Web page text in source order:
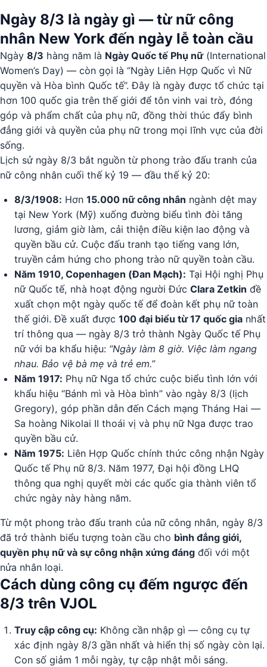
Ngày 8/3 là ngày gì — từ nữ công
nhân New York đến ngày lễ toàn cầu
Ngày 8/3 hàng năm là Ngày Quốc tế Phụ nữ(International
Women’s Day) — còn gọi là “Ngày Liên Hợp Quốc vì Nữ
quyền và Hòa bình Quốc tế”. Đây là ngày được tổ chức tại
hơn 100 quốc gia trên thế giới để tôn vinh vai trò, đóng
góp và phẩm chất của phụ nữ, đồng thời thúc đẩy bình
đẳng giới và quyền của phụ nữ trong mọi lĩnh vực của đời
sống.
Lịch sử ngày 8/3 bắt nguồn từ phong trào đấu tranh của
nữ công nhân cuối thế kỷ 19 — đầu thế kỷ 20:
8/3/1908: Hơn 15.000 nữ công nhân ngành dệt may
tại New York (Mỹ) xuống đường biểu tình đòi tăng
lương, giảm giờ làm, cải thiện điều kiện lao động và
quyền bầu cử. Cuộc đấu tranh tạo tiếng vang lớn,
truyền cảm hứng cho phong trào nữ quyền toàn cầu.
Năm 1910, Copenhagen (Đan Mạch): Tại Hội nghị Phụ
nữ Quốc tế, nhà hoạt động người Đức Clara Zetkin đề
xuất chọn một ngày quốc tế để đoàn kết phụ nữ toàn
thế giới. Đề xuất được 100 đại biểu từ 17 quốc gia nhất
trí thông qua — ngày 8/3 trở thành Ngày Quốc tế Phụ
nữ với ba khẩu hiệu: “Ngày làm 8 giờ. Việc làm ngang
nhau. Bảo vệ bà mẹ và trẻ em.”
Năm 1917: Phụ nữ Nga tổ chức cuộc biểu tình lớn với
khẩu hiệu “Bánh mì và Hòa bình” vào ngày 8/3 (lịch
Gregory), góp phần dẫn đến Cách mạng Tháng Hai —
Sa hoàng Nikolai II thoái vị và phụ nữ Nga được trao
quyền bầu cử.
Năm 1975: Liên Hợp Quốc chính thức công nhận Ngày
Quốc tế Phụ nữ 8/3. Năm 1977, Đại hội đồng LHQ
thông qua nghị quyết mời các quốc gia thành viên tổ
chức ngày này hàng năm.
Từ một phong trào đấu tranh của nữ công nhân, ngày 8/3
đã trở thành biểu tượng toàn cầu cho bình đẳng giới,
quyền phụ nữ và sự công nhận xứng đáng đối với một
nửa nhân loại.
Cách dùng công cụ đếm ngược đến
8/3 trên VJOL
Truy cập công cụ: Không cần nhập gì — công cụ tự
xác định ngày 8/3 gần nhất và hiển thị số ngày còn lại.
Con số giảm 1 mỗi ngày, tự cập nhật mỗi sáng.